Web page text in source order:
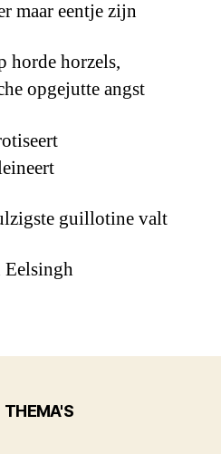
maar eentje zijn
horde horzels,
opgejutte angst
guillotine valt
THEMA'S